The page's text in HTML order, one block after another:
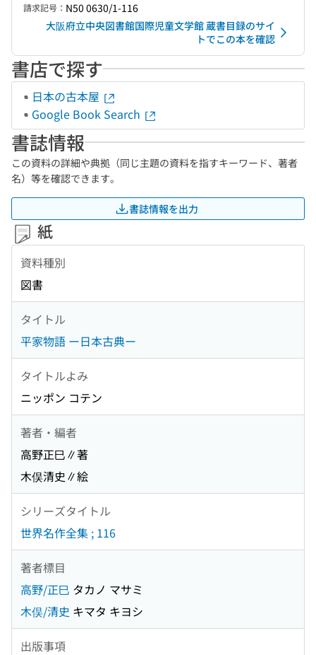
請求記号： N50 0630/1-116
大阪府立中央図書館国際児童文学館 蔵書目録のサイ
トでこの本を確認
書店で探す
日本の古本屋
Google Book Search
書誌情報
この資料の詳細や典拠（同じ主題の資料を指すキーワード、著者
名）等を確認できます。
書誌情報を出力
紙
資料種別
図書
タイトル
平家物語 ー日本古典ー
タイトルよみ
ニッポン コテン
著者・編者
高野正巳∥著
木俣清史∥絵
シリーズタイトル
世界名作全集 ; 116
著者標目
高野/正巳 タカノ マサミ
木俣/清史 キマタ キヨシ
出版事項